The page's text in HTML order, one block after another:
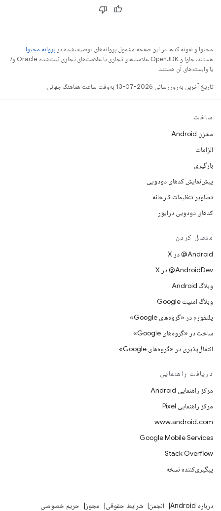
محتوا و نمونه کدها در این صفحه مشمول پروانه‌های توصیف‌شده در پروانه محتوا
هستند. جاوا و OpenJDK علامت‌های تجاری یا علامت‌های تجاری ثبت‌شده Oracle و/
یا وابسته‌های آن هستند.
تاریخ آخرین به‌روزرسانی 2026-07-13 به‌وقت ساعت هماهنگ جهانی.
ساخت
مخزن Android
الزامات
بارگیری
پیش‌نمایش کدهای دودویی
تصاویر تنظیمات کارخانه
کدهای دودویی درایور
متصل کردن
‫‎@Android در X
‫‎@AndroidDev در X
وبلاگ Android
وبلاگ امنیت Google
پلتفورم در «گروه‌های Google»
ساخت در «گروه‌های Google»
انتقال‌پذیری در «گروه‌های Google»
دریافت راهنمایی
مرکز راهنمایی Android
مرکز راهنمایی Pixel
www.android.com
Google Mobile Services
Stack Overflow
پیگیری‌کننده نسخه
درباره Android انجمن شرایط حقوقی مجوز
حریم خصوصی